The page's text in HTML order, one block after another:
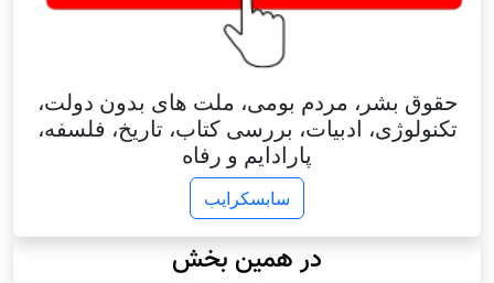
حقوق بشر، مردم بومی، ملت های بدون دولت،
تکنولوژی، ادبیات، بررسی کتاب، تاریخ، فلسفه،
پارادایم و رفاه
سابسکرایب
در همین بخش